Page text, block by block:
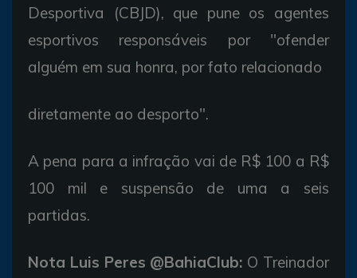
Desportiva (CBJD), que pune os agentes
esportivos responsáveis por "ofender
alguém em sua honra, por fato relacionado
diretamente ao desporto".
A pena para a infração vai de R$ 100 a R$
100 mil e suspensão de uma a seis
partidas.
Nota Luis Peres @BahiaClub: O Treinador